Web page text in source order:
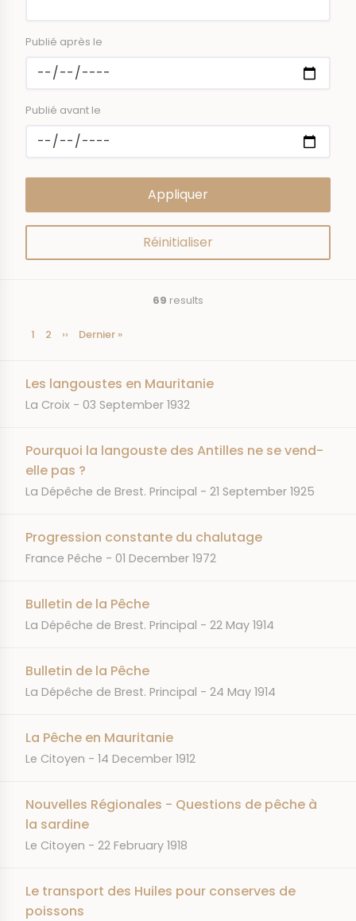
Publié après le
Publié avant le
69 results
Pagination
Current
1 Page
2
Next
››
Last
Dernier »
Les langoustes en Mauritanie
JOURNAL
La Croix DATE
03 September 1932
Pourquoi la langouste des Antilles ne se vend-
elle pas ?
JOURNAL
La Dépêche de Brest. Principal DATE
21 September 1925
Progression constante du chalutage
JOURNAL
France Pêche DATE
01 December 1972
Bulletin de la Pêche
JOURNAL
La Dépêche de Brest. Principal DATE
22 May 1914
Bulletin de la Pêche
JOURNAL
La Dépêche de Brest. Principal DATE
24 May 1914
La Pêche en Mauritanie
JOURNAL
Le Citoyen DATE
14 December 1912
Nouvelles Régionales - Questions de pêche à
la sardine
JOURNAL
Le Citoyen DATE
22 February 1918
Le transport des Huiles pour conserves de
poissons